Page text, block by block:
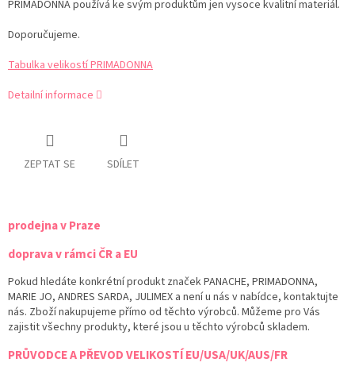
PRIMADONNA používá ke svým produktům jen vysoce kvalitní materiál.
Doporučujeme.
Tabulka velikostí PRIMADONNA
Detailní informace
ZEPTAT SE SDÍLET
prodejna v Praze
doprava v rámci ČR a EU
Pokud hledáte konkrétní produkt značek PANACHE, PRIMADONNA,
MARIE JO, ANDRES SARDA, JULIMEX a není u nás v nabídce, kontaktujte
nás. Zboží nakupujeme přímo od těchto výrobců. Můžeme pro Vás
zajistit všechny produkty, které jsou u těchto výrobců skladem.
PRŮVODCE A PŘEVOD VELIKOSTÍ EU/USA/UK/AUS/FR